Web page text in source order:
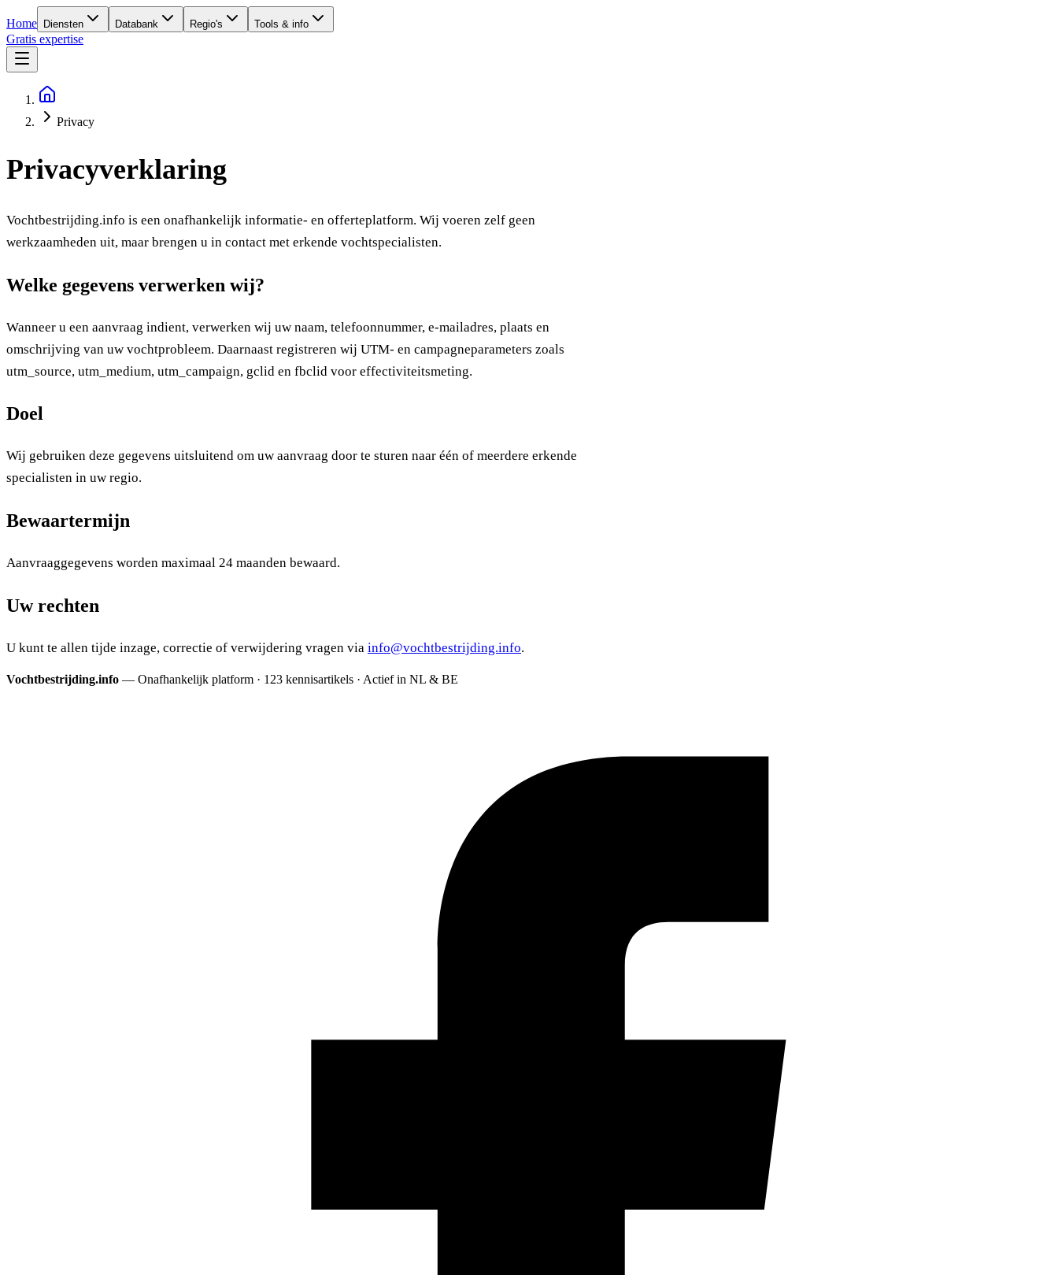
Home Diensten Databank Regio's Tools & info
Gratis expertise
Privacy
Privacyverklaring
Vochtbestrijding.info is een onafhankelijk informatie- en offerteplatform. Wij voeren zelf geen
werkzaamheden uit, maar brengen u in contact met erkende vochtspecialisten.
Welke gegevens verwerken wij?
Wanneer u een aanvraag indient, verwerken wij uw naam, telefoonnummer, e-mailadres, plaats en
omschrijving van uw vochtprobleem. Daarnaast registreren wij UTM- en campagneparameters zoals
utm_source, utm_medium, utm_campaign, gclid en fbclid voor effectiviteitsmeting.
Doel
Wij gebruiken deze gegevens uitsluitend om uw aanvraag door te sturen naar één of meerdere erkende
specialisten in uw regio.
Bewaartermijn
Aanvraaggegevens worden maximaal 24 maanden bewaard.
Uw rechten
U kunt te allen tijde inzage, correctie of verwijdering vragen via info@vochtbestrijding.info.
Vochtbestrijding.info — Onafhankelijk platform · 123 kennis­artikels · Actief in NL & BE